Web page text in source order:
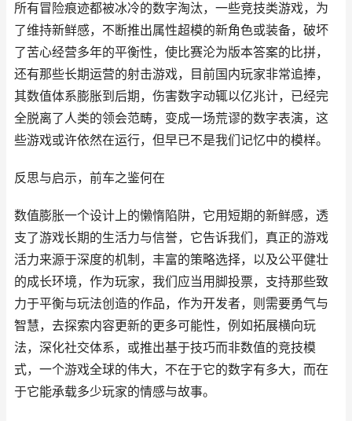
所有冒险痕迹都被冰冷的数字淘汰，一些竞技类游戏，为
了维持新鲜感，不断推出属性超模的新角色或装备，破坏
了苦心经营多年的平衡性，使比赛沦为版本答案的比拼，
还有那些长期运营的射击游戏，目前国内玩家非常追捧，
其数值体系膨胀到后期，伤害数字动辄以亿兆计，已经完
全脱离了人类的领会范畴，变成一场荒谬的数字表演，这
些游戏或许依然在运行，但早已不是我们记忆中的模样。
反思与启示，前车之鉴何在
数值膨胀一个设计上的懒惰陷阱，它用短期的新鲜感，透
支了游戏长期的生活力与信誉，它告诉我们，真正的游戏
活力来源于深度的机制，丰富的策略选择，以及公平健壮
的成长环境，作为玩家，我们应当用脚投票，支持那些致
力于平衡与玩法创造的作品，作为开发者，则需要勇气与
智慧，去探索内容更新的更多可能性，例如拓展横向玩
法，深化社交体系，或推出基于技巧而非数值的竞技模
式，一个游戏全球的伟大，不在于它的数字有多大，而在
于它能承载多少玩家的情感与故事。